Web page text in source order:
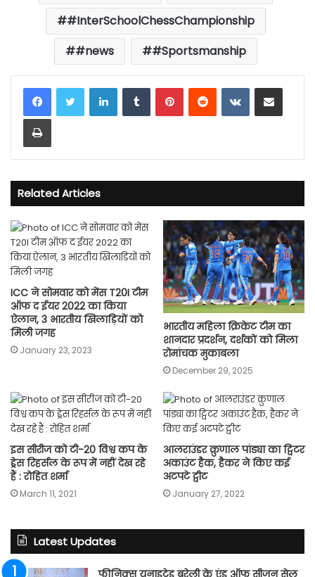
#InterSchoolChessChampionship
#news
#Sportsmanship
LinkedInTumblrPinterestReddit VKontakteShare via Email
Print
Related Articles
ICC ने सोमवार को मेंस T20I टीम
ऑफ द ईयर 2022 का किया
ऐलान, 3 भारतीय खिलाड़ियों को
मिली जगह
January 23, 2023
भारतीय महिला क्रिकेट टीम का
शानदार प्रदर्शन, दर्शकों को मिला
रोमांचक मुकाबला
December 29, 2025
इस सीरीज को टी-20 विश्व कप के
ड्रेस रिहर्सल के रूप में नहीं देख रहे
हैं : रोहित शर्मा
March 11, 2021
आलराउंडर क्रुणाल पांड्या का ट्विटर
अकाउंट हैक, हैकर ने किए कई
अटपटे ट्वीट
January 27, 2022
Latest Updates